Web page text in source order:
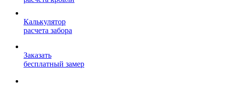
Калькулятор
расчета забора
Заказать
бесплатный замер